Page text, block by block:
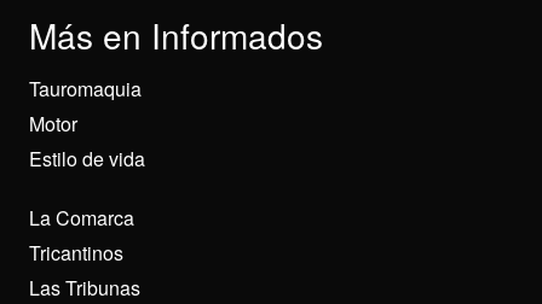
Más en Informados
Tauromaquia
Motor
Estilo de vida
La Comarca
Tricantinos
Las Tribunas